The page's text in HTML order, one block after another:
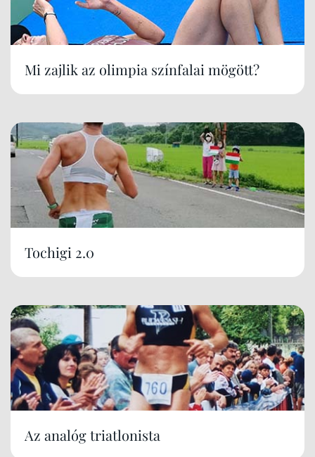
Mi zajlik az olimpia színfalai mögött?
Tochigi 2.0
Az analóg triatlonista